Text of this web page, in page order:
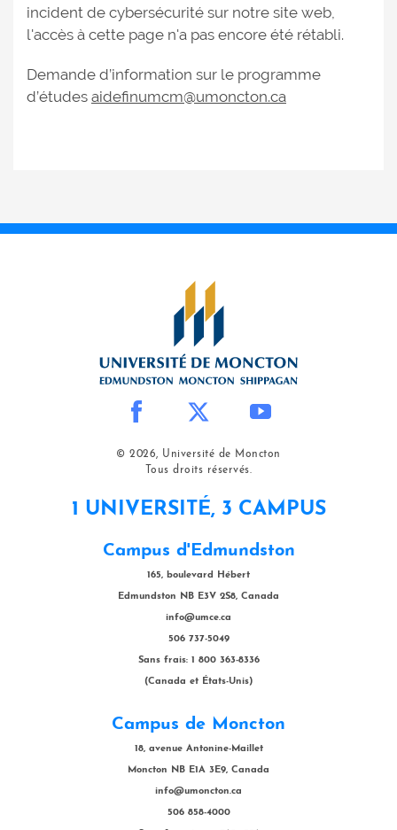
incident de cybersécurité sur notre site web,
l'accès à cette page n'a pas encore été rétabli.
Demande d’information sur le programme
d’études aidefinumcm@umoncton.ca
© 2026, Université de Moncton
Tous droits réservés.
1 UNIVERSITÉ, 3 CAMPUS
Campus d'Edmundston
165, boulevard Hébert
Edmundston NB E3V 2S8, Canada
info@umce.ca
506 737-5049
Sans frais: 1 800 363-8336
(Canada et États-Unis)
Campus de Moncton
18, avenue Antonine-Maillet
Moncton NB E1A 3E9, Canada
info@umoncton.ca
506 858-4000